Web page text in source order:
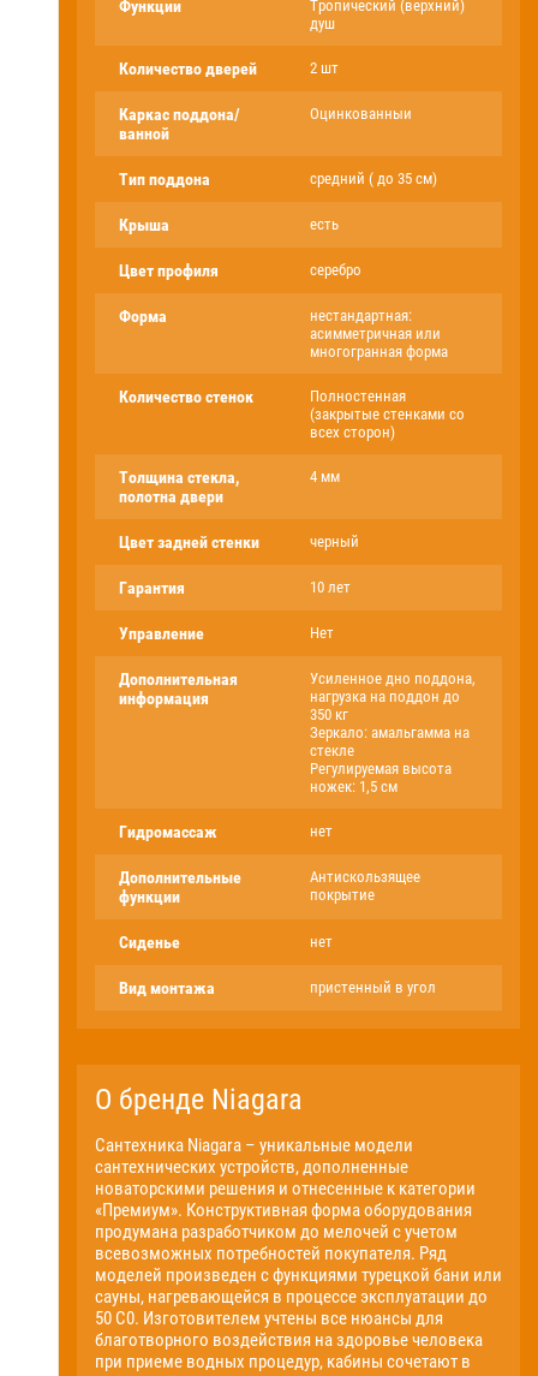
Функции
Тропический (верхний)
душ
Количество дверей 2 шт
Каркас поддона/
ванной
Оцинкованныи
Тип поддона средний ( до 35 см)
Крыша есть
Цвет профиля серебро
Форма
нестандартная:
асимметричная или
многогранная форма
Количество стенок
Полностенная
(закрытые стенками со
всех сторон)
Толщина стекла,
полотна двери
4 мм
Цвет задней стенки черный
Гарантия 10 лет
Управление Нет
Дополнительная
информация
Усиленное дно поддона,
нагрузка на поддон до
350 кг
Зеркало: амальгамма на
стекле
Регулируемая высота
ножек: 1,5 см
Гидромассаж нет
Дополнительные
функции
Антискользящее
покрытие
Сиденье нет
Вид монтажа пристенный в угол
О бренде Niagara
Сантехника Niagara – уникальные модели
сантехнических устройств, дополненные
новаторскими решения и отнесенные к категории
«Премиум». Конструктивная форма оборудования
продумана разработчиком до мелочей с учетом
всевозможных потребностей покупателя. Ряд
моделей произведен с функциями турецкой бани или
сауны, нагревающейся в процессе эксплуатации до
50 С0. Изготовителем учтены все нюансы для
благотворного воздействия на здоровье человека
при приеме водных процедур, кабины сочетают в